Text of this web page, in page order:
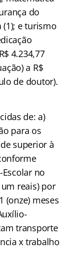
do
(1); e turismo
4.234,77
a R$
de doutor).
de: a)
para os
superior à
no
reais) por
(onze) meses
transporte
x trabalho